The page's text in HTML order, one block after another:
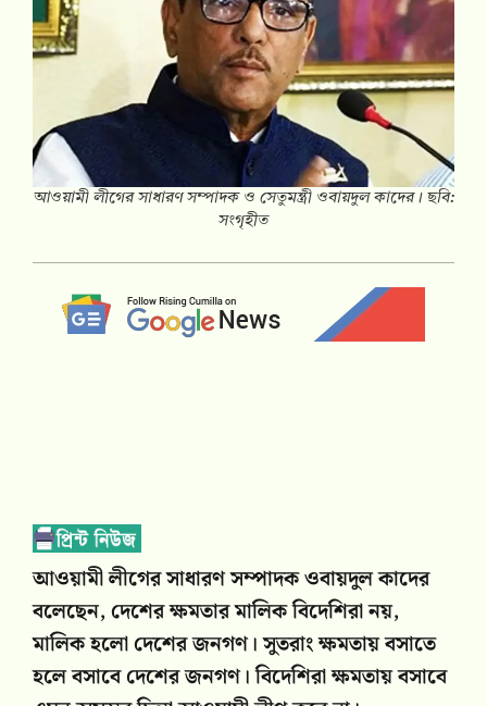
আওয়ামী লীগের সাধারণ সম্পাদক ও সেতুমন্ত্রী ওবায়দুল কাদের। ছবি:
সংগৃহীত
আওয়ামী লীগের সাধারণ সম্পাদক ওবায়দুল কাদের
বলেছেন, দেশের ক্ষমতার মালিক বিদেশিরা নয়,
মালিক হলো দেশের জনগণ। সুতরাং ক্ষমতায় বসাতে
হলে বসাবে দেশের জনগণ। বিদেশিরা ক্ষমতায় বসাবে